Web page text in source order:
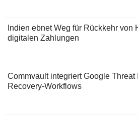
Indien ebnet Weg für Rückkehr von
digitalen Zahlungen
Commvault integriert Google
Recovery-Workflows